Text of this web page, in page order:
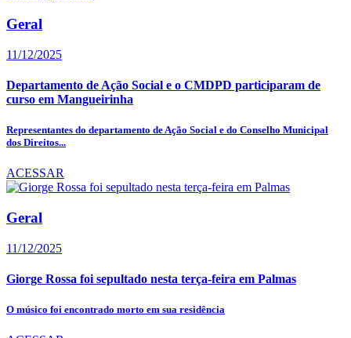
Geral
11/12/2025
Departamento de Ação Social e o CMDPD participaram de
curso em Mangueirinha
Representantes do departamento de Ação Social e do Conselho Municipal
dos Direitos...
ACESSAR
Geral
11/12/2025
Giorge Rossa foi sepultado nesta terça-feira em Palmas
O músico foi encontrado morto em sua residência